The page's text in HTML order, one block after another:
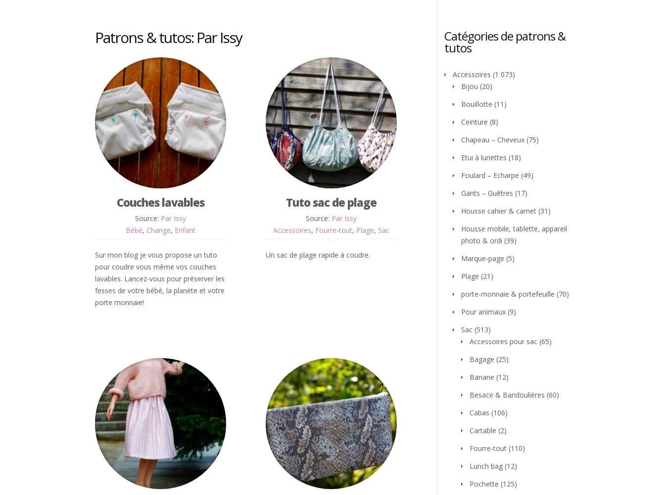
Patrons & tutos: Par Issy
Couches lavables
Source: Par Issy
Bébé, Change, Enfant
Sur mon blog je vous propose un tuto
pour coudre vous même vos couches
lavables. Lancez-vous pour préserver les
fesses de votre bébé, la planète et votre
porte monnaie!
Tuto sac de plage
Source: Par Issy
Accessoires, Fourre-tout, Plage, Sac
Un sac de plage rapide à coudre.
Catégories de patrons &
tutos
Accessoires (1 073)
Bijou (20)
Bouillotte (11)
Ceinture (8)
Chapeau – Cheveux (75)
Etui à lunettes (18)
Foulard – Echarpe (49)
Gants – Guêtres (17)
Housse cahier & carnet (31)
Housse mobile, tablette, appareil
photo & ordi (39)
Marque-page (5)
Plage (21)
porte-monnaie & portefeuille (70)
Pour animaux (9)
Sac (513)
Accessoires pour sac (65)
Bagage (25)
Banane (12)
Besace & Bandoulières (60)
Cabas (106)
Cartable (2)
Fourre-tout (110)
Lunch bag (12)
Pochette (125)